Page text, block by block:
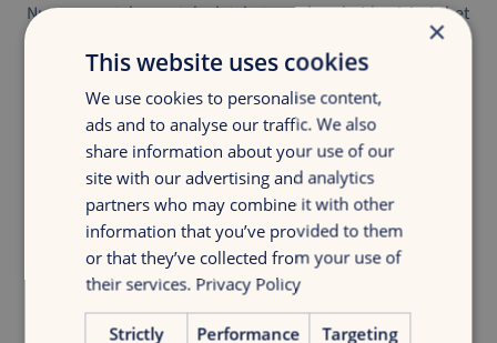
Nu we worstelen met de databetrouwbaarheidscrisis, is het
advertentiemanagers je marketinginspanningen kan
saboteren. Maar door innovatieve oplossingen te omarmen
en technologische vooruitgang te benutten, kun je de
uitdagingen van dit nieuwe landschap navigeren,
geïnformeerde beslissingen nemen en je marketingdoelen
bereiken.
×
This website uses cookies
We use cookies to personalise content,
ads and to analyse our traffic. We also
share information about your use of our
site with our advertising and analytics
partners who may combine it with other
information that you’ve provided to them
or that they’ve collected from your use of
their services. Privacy Policy
Strictly
Performance Targeting